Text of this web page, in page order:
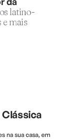
latino-
e mais
na sua casa, em